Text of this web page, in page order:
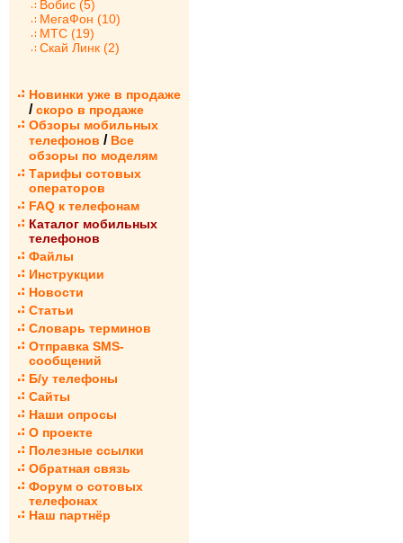
Вобис (5)
МегаФон (10)
МТС (19)
Скай Линк (2)
Новинки уже в продаже
/ скоро в продаже
Обзоры мобильных
телефонов / Все
обзоры по моделям
Тарифы сотовых
операторов
FAQ к телефонам
Каталог мобильных
телефонов
Файлы
Инструкции
Новости
Статьи
Словарь терминов
Отправка SMS-
сообщений
Б/у телефоны
Сайты
Наши опросы
О проекте
Полезные ссылки
Обратная связь
Форум о сотовых
телефонах
Наш партнёр